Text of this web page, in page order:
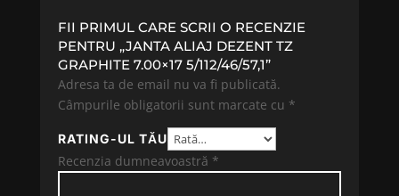
FII PRIMUL CARE SCRII O RECENZIE
PENTRU „JANTA ALIAJ DEZENT TZ
GRAPHITE 7.00×17 5/112/46/57,1”
Adresa ta de email nu va fi publicată.
Câmpurile obligatorii sunt marcate cu *
RATING-UL TĂU
Recenzia dumneavoastră *